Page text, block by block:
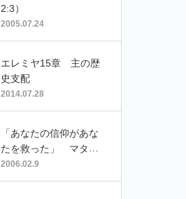
2:3）
2005.07.24
エレミヤ15章 主の歴
史支配
2014.07.28
「あなたの信仰があな
たを救った」 マタイ
による福音書 9章18
節〜22節
2006.02.9